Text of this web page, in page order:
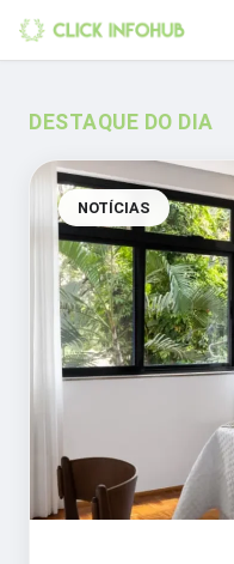
DESTAQUE DO DIA
NOTÍCIAS